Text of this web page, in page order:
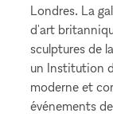
Londres. La
d'art
sculptures de
un Institution
moderne et
événements